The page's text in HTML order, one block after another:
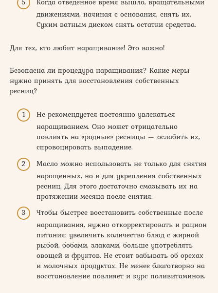
движениями, начиная с основания, снять их.
Сухим ватным диском снять остатки средства.
Для тех, кто любит наращивание! Это важно!
Безопасна ли процедура наращивания? Какие меры
нужно принять для восстановления собственных
ресниц?
Не рекомендуется постоянно увлекаться
наращиванием. Оно может отрицательно
повлиять на «родные» ресницы — ослабить их,
спровоцировать выпадение.
Масло можно использовать не только для снятия
нарощенных, но и для укрепления собственных
ресниц. Для этого достаточно смазывать их на
протяжении месяца после снятия.
Чтобы быстрее восстановить собственные после
наращивания, нужно откорректировать и рацион
питания: увеличить количество блюд с жирной
рыбой, бобами, злаками, больше употреблять
овощей и фруктов. Не стоит забывать об орехах
и молочных продуктах. Не менее благотворно на
восстановление повлияет и курс поливитаминов.